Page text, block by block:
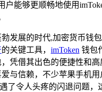
户能够更顺畅地使用
发展的时代,加密货币钱
的关键工具， imToken 钱包
凭借其出色的便捷性和高
与信赖，不少苹果手机用
了令人头疼的闪退问题，